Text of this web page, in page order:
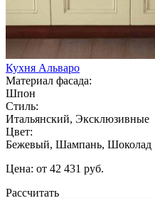
Кухня Альваро
Материал фасада:
Шпон
Стиль:
Итальянский, Эксклюзивные
Цвет:
Бежевый, Шампань, Шоколад
Цена: от 42 431 руб.
Рассчитать